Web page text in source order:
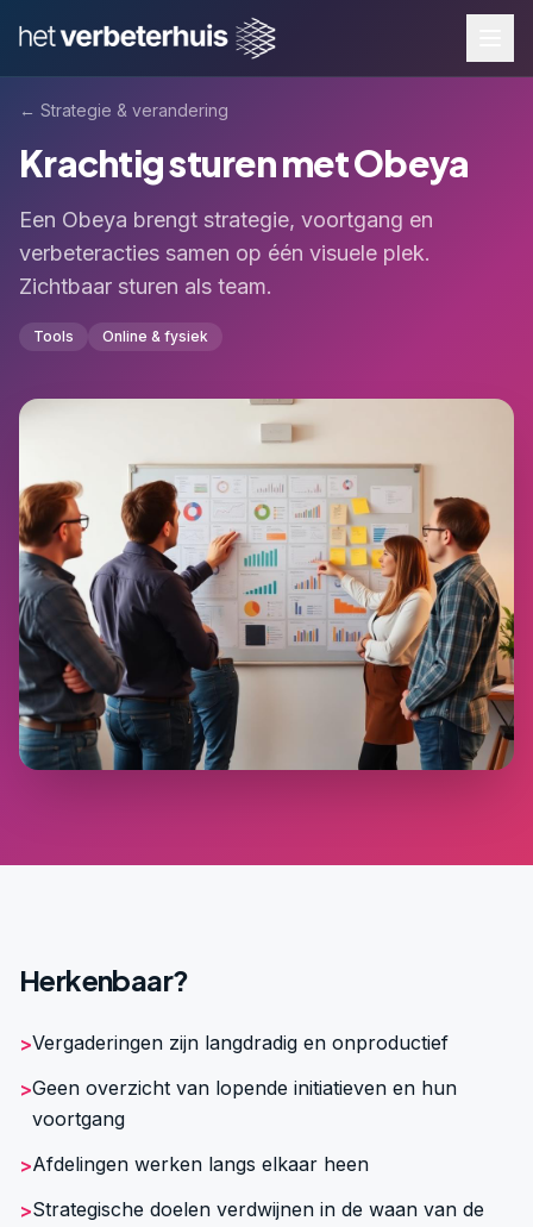
← Strategie & verandering
Krachtig sturen met Obeya
Een Obeya brengt strategie, voortgang en
verbeteracties samen op één visuele plek.
Zichtbaar sturen als team.
Tools Online & fysiek
Herkenbaar?
>Vergaderingen zijn langdradig en onproductief
>Geen overzicht van lopende initiatieven en hun
voortgang
>Afdelingen werken langs elkaar heen
>Strategische doelen verdwijnen in de waan van de